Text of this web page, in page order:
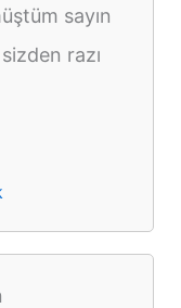
sayın
razı